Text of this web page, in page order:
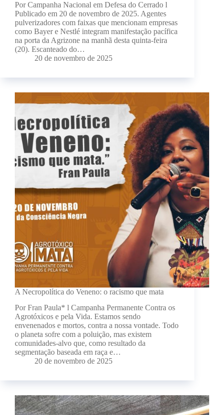
Por Campanha Nacional em Defesa do Cerrado l
Publicado em 20 de novembro de 2025. Agentes
pulverizadores com faixas que mencionam empresas
como Bayer e Nestlé integram manifestação pacífica
na porta da Agrizone na manhã desta quinta-feira
(20). Escanteado do…
20 de novembro de 2025
A Necropolítica do Veneno: o racismo que mata
Por Fran Paula* l Campanha Permanente Contra os
Agrotóxicos e pela Vida. Estamos sendo
envenenados e mortos, contra a nossa vontade. Todo
o planeta sofre com a poluição, mas existem
comunidades-alvo que, como resultado da
segmentação baseada em raça e…
20 de novembro de 2025